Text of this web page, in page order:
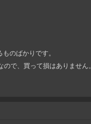
のばかりです。
で、買って損はありません。